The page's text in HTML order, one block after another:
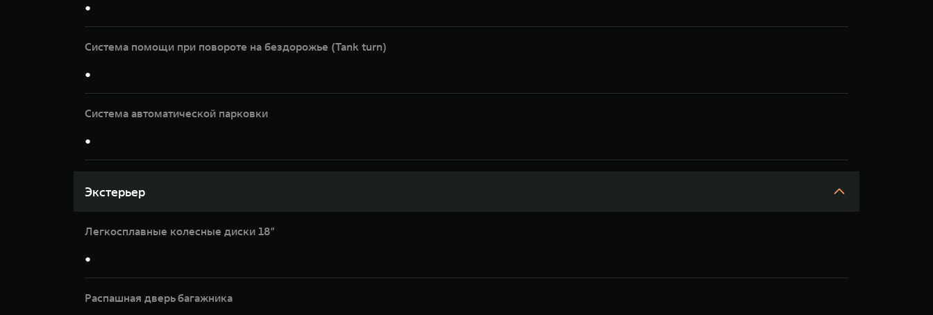
●
Система помощи при повороте на бездорожье (Tank turn)
●
Система автоматической парковки
●
Экстерьер
Легкосплавные колесные диски 18”
●
Распашная дверь багажника